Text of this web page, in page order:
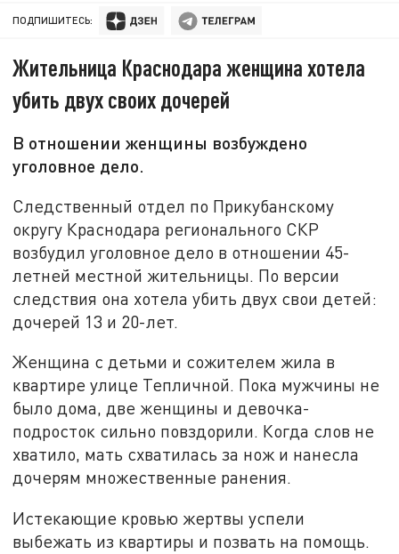
ПОДПИШИТЕСЬ:
Жительница Краснодара женщина хотела
убить двух своих дочерей
В отношении женщины возбуждено
уголовное дело.
Следственный отдел по Прикубанскому
округу Краснодара регионального СКР
возбудил уголовное дело в отношении 45-
летней местной жительницы. По версии
следствия она хотела убить двух свои детей:
дочерей 13 и 20-лет.
Женщина с детьми и сожителем жила в
квартире улице Тепличной. Пока мужчины не
было дома, две женщины и девочка-
подросток сильно повздорили. Когда слов не
хватило, мать схватилась за нож и нанесла
дочерям множественные ранения.
Истекающие кровью жертвы успели
выбежать из квартиры и позвать на помощь.